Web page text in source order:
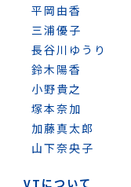
平岡由香
三浦優子
長谷川ゆうり
鈴木陽香
小野貴之
塚本奈加
加藤真太郎
山下奈央子
VTについて